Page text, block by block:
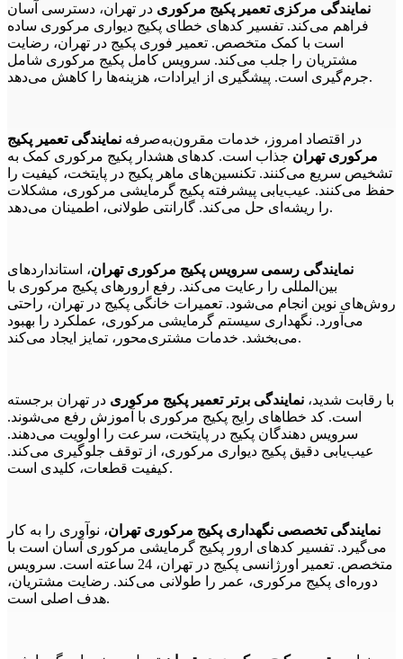
نمایندگی مرکزی تعمیر پکیج مرکوری در تهران، دسترسی آسان
فراهم می‌کند. تفسیر کدهای خطای پکیج دیواری مرکوری ساده
است با کمک متخصص. تعمیر فوری پکیج در تهران، رضایت
مشتریان را جلب می‌کند. سرویس کامل پکیج مرکوری شامل
جرم‌گیری است. پیشگیری از ایرادات، هزینه‌ها را کاهش می‌دهد.
در اقتصاد امروز، خدمات مقرون‌به‌صرفه نمایندگی تعمیر پکیج
مرکوری تهران جذاب است. کدهای هشدار پکیج مرکوری کمک به
تشخیص سریع می‌کنند. تکنسین‌های ماهر پکیج در پایتخت، کیفیت را
حفظ می‌کنند. عیب‌یابی پیشرفته پکیج گرمایشی مرکوری، مشکلات
را ریشه‌ای حل می‌کند. گارانتی طولانی، اطمینان می‌دهد.
نمایندگی رسمی سرویس پکیج مرکوری تهران، استانداردهای
بین‌المللی را رعایت می‌کند. رفع ارورهای پکیج مرکوری با
روش‌های نوین انجام می‌شود. تعمیرات خانگی پکیج در تهران، راحتی
می‌آورد. نگهداری سیستم گرمایشی مرکوری، عملکرد را بهبود
می‌بخشد. خدمات مشتری‌محور، تمایز ایجاد می‌کند.
با رقابت شدید، نمایندگی برتر تعمیر پکیج مرکوری در تهران برجسته
است. کد خطاهای رایج پکیج مرکوری با آموزش رفع می‌شوند.
سرویس دهندگان پکیج در پایتخت، سرعت را اولویت می‌دهند.
عیب‌یابی دقیق پکیج دیواری مرکوری، از توقف جلوگیری می‌کند.
کیفیت قطعات، کلیدی است.
نمایندگی تخصصی نگهداری پکیج مرکوری تهران، نوآوری را به کار
می‌گیرد. تفسیر کدهای ارور پکیج گرمایشی مرکوری آسان است با
متخصص. تعمیر اورژانسی پکیج در تهران، 24 ساعته است. سرویس
دوره‌ای پکیج مرکوری، عمر را طولانی می‌کند. رضایت مشتریان،
هدف اصلی است.